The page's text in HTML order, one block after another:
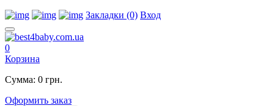
Закладки (0) Вход
0
Корзина
Сумма: 0 грн.
Оформить заказ